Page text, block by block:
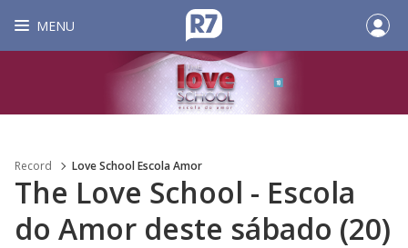
MENU
Record Love School Escola Amor
The Love School - Escola
do Amor deste sábado (20)